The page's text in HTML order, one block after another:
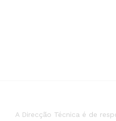
A Direcção Técnica é de